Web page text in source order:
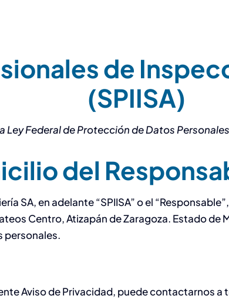
de
(SPIISA)
Ley Federal de Protección de Datos
del
SA, en adelante “SPIISA” o el
Centro, Atizapán de Zaragoza. Estado
personales.
Aviso de Privacidad, puede contactarnos a